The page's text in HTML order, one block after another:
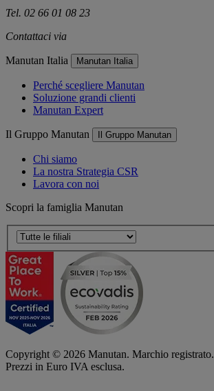
Tel. 02 66 01 08 23
Contattaci via
Manutan Italia Manutan Italia
Perché scegliere Manutan
Soluzione grandi clienti
Manutan Expert
Il Gruppo Manutan Il Gruppo Manutan
Chi siamo
La nostra Strategia CSR
Lavora con noi
Scopri la famiglia Manutan
Copyright © 2026 Manutan. Marchio registrato.
Prezzi in Euro IVA esclusa.